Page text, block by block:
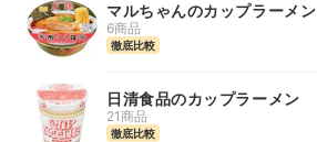
マルちゃんのカップラーメン
6商品
徹底比較
日清食品のカップラーメン
21商品
徹底比較